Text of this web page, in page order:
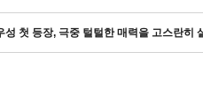
성 첫 등장, 극중 털털한 매력을 고스란히